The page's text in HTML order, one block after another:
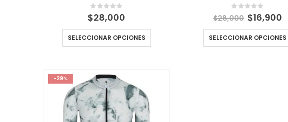
0out of 5
$28,000
SELECCIONAR OPCIONES
out of 5
$28,000 El
precio
original
era:
$16,900
SELECCIONAR OPCIONES
-29%